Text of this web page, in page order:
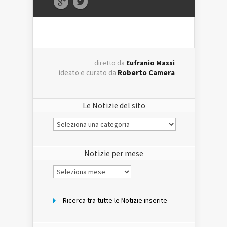
diretto da Eufranio Massi
ideato e curato da Roberto Camera
Le Notizie del sito
Le
Notizie
Notizie per mese
Notizie
per
Ricerca tra tutte le Notizie inserite